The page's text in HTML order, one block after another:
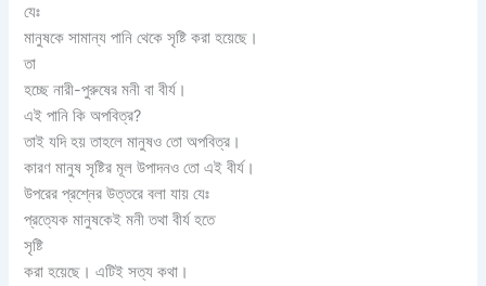
যেঃ
মানুষকে সামান্য পানি থেকে সৃষ্টি করা হয়েছে।
তা
হচ্ছে নারী-পুরুষের মনী বা বীর্য।
এই পানি কি অপবিত্র?
তাই যদি হয় তাহলে মানুষও তো অপবিত্র।
কারণ মানুষ সৃষ্টির মূল উপাদনও তো এই বীর্য।
উপরের প্রশ্নের উত্তরে বলা যায় যেঃ
প্রত্যেক মানুষকেই মনী তথা বীর্য হতে
সৃষ্টি
করা হয়েছে। এটিই সত্য কথা।